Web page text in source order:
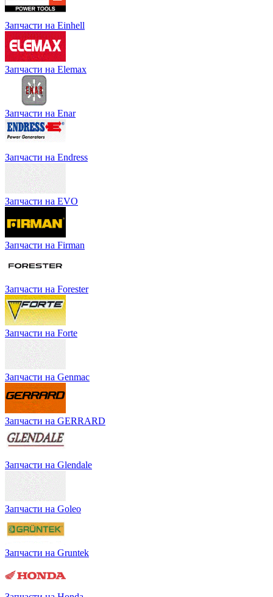
Запчасти на Einhell
Запчасти на Elemax
Запчасти на Enar
Запчасти на Endress
Запчасти на EVO
Запчасти на Firman
Запчасти на Forester
Запчасти на Forte
Запчасти на Genmac
Запчасти на GERRARD
Запчасти на Glendale
Запчасти на Goleo
Запчасти на Gruntek